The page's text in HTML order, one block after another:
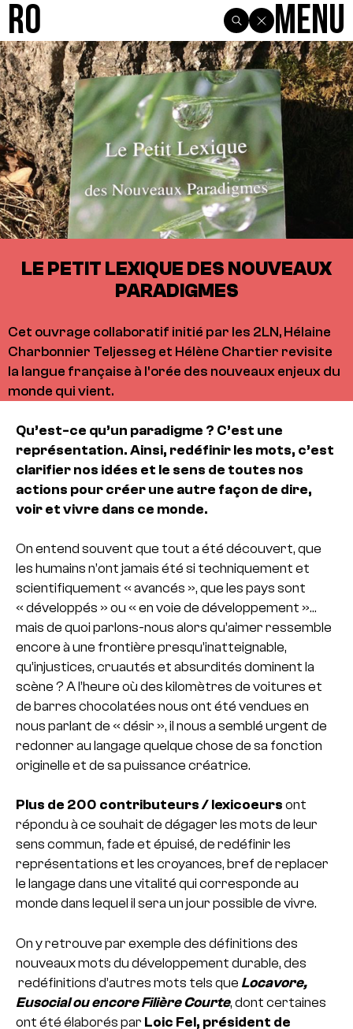
R0 Menu
LE PETIT LEXIQUE DES NOUVEAUX
PARADIGMES
Cet ouvrage collaboratif initié par les 2LN, Hélaine
Charbonnier Teljesseg et Hélène Chartier revisite
la langue française à l'orée des nouveaux enjeux du
monde qui vient.
Qu’est-ce qu’un paradigme ? C’est une
représentation. Ainsi, redéfinir les mots, c’est
clarifier nos idées et le sens de toutes nos
actions pour créer une autre façon de dire,
voir et vivre dans ce monde.
On entend souvent que tout a été découvert, que
les humains n’ont jamais été si techniquement et
scientifiquement « avancés », que les pays sont
« développés » ou « en voie de développement »…
mais de quoi parlons-nous alors qu’aimer ressemble
encore à une frontière presqu’inatteignable,
qu’injustices, cruautés et absurdités dominent la
scène ? A l’heure où des kilomètres de voitures et
de barres chocolatées nous ont été vendues en
nous parlant de « désir », il nous a semblé urgent de
redonner au langage quelque chose de sa fonction
originelle et de sa puissance créatrice.
Plus de 200 contributeurs / lexicoeurs ont
répondu à ce souhait de dégager les mots de leur
sens commun, fade et épuisé, de redéfinir les
représentations et les croyances, bref de replacer
le langage dans une vitalité qui corresponde au
monde dans lequel il sera un jour possible de vivre.
On y retrouve par exemple des définitions des
nouveaux mots du développement durable, des
redéfinitions d’autres mots tels que Locavore,
Eusocial ou encore Filière Courte, dont certaines
ont été élaborés par Loic Fel, président de